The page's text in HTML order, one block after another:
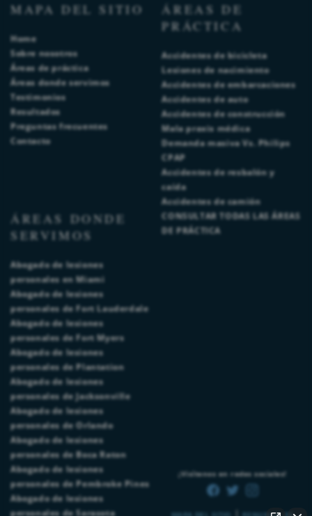
MAPA DEL SITIO
Home
Sobre nosotros
Áreas de práctica
Áreas donde servimos
Testimonios
Resultados
Preguntas frecuentes
Contacto
ÁREAS DE
PRÁCTICA
Accidentes de bicicleta
Lesiones de nacimiento
Accidentes de embarcaciones
Accidentes de auto
Accidentes de construcción
Mala praxis médica
Demanda masiva Vs. Philips
CPAP
Accidentes de resbalón y
caída
Accidentes de camión
CONSULTAR TODAS LAS ÁREAS
DE PRÁCTICA
ÁREAS DONDE
SERVIMOS
Abogado de lesiones
personales en Miami
Abogado de lesiones
personales de Fort Lauderdale
Abogado de lesiones
personales de Fort Myers
Abogado de lesiones
personales de Plantation
Abogado de lesiones
personales de Jacksonville
Abogado de lesiones
personales de Orlando
Abogado de lesiones
personales de Boca Raton
Abogado de lesiones
personales de Pembroke Pines
Abogado de lesiones
personales de Sarasota
¡Visítenos en redes sociales!